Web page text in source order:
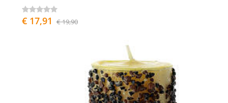
€ 17,91 € 19,90